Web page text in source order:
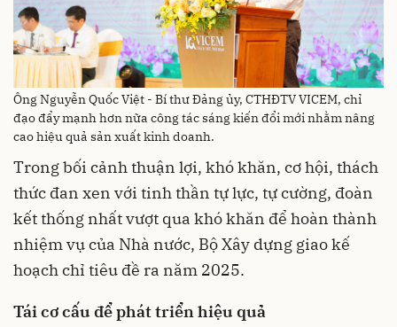
Ông Nguyễn Quốc Việt - Bí thư Đảng ủy, CTHĐTV VICEM, chỉ
đạo đẩy mạnh hơn nữa công tác sáng kiến đổi mới nhằm nâng
cao hiệu quả sản xuất kinh doanh.
Trong bối cảnh thuận lợi, khó khăn, cơ hội, thách
thức đan xen với tinh thần tự lực, tự cường, đoàn
kết thống nhất vượt qua khó khăn để hoàn thành
nhiệm vụ của Nhà nước, Bộ Xây dựng giao kế
hoạch chỉ tiêu đề ra năm 2025.
Tái cơ cấu để phát triển hiệu quả